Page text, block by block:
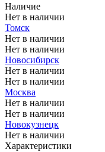
Наличие
Нет в наличии
Томск
Нет в наличии
Нет в наличии
Новосибирск
Нет в наличии
Нет в наличии
Москва
Нет в наличии
Нет в наличии
Новокузнецк
Нет в наличии
Характеристики